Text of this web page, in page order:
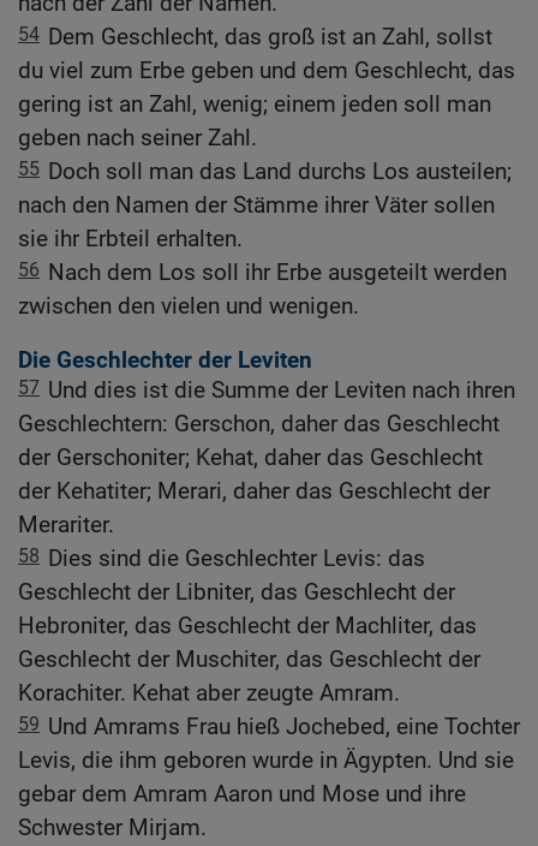
54 Dem Geschlecht, das groß ist an Zahl, sollst
du viel zum Erbe geben und dem Geschlecht, das
gering ist an Zahl, wenig; einem jeden soll man
geben nach seiner Zahl.
55 Doch soll man das Land durchs Los austeilen;
nach den Namen der Stämme ihrer Väter sollen
sie ihr Erbteil erhalten.
56 Nach dem Los soll ihr Erbe ausgeteilt werden
zwischen den vielen und wenigen.
Die Geschlechter der Leviten
57 Und dies ist die Summe der Leviten nach ihren
Geschlechtern: Gerschon, daher das Geschlecht
der Gerschoniter; Kehat, daher das Geschlecht
der Kehatiter; Merari, daher das Geschlecht der
Merariter.
58 Dies sind die Geschlechter Levis: das
Geschlecht der Libniter, das Geschlecht der
Hebroniter, das Geschlecht der Machliter, das
Geschlecht der Muschiter, das Geschlecht der
Korachiter. Kehat aber zeugte Amram.
59 Und Amrams Frau hieß Jochebed, eine Tochter
Levis, die ihm geboren wurde in Ägypten. Und sie
gebar dem Amram Aaron und Mose und ihre
Schwester Mirjam.